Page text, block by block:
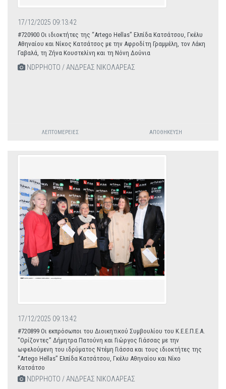
17/12/2025 09:13:42
#720900 Οι ιδιοκτήτες της “Artego Hellas” Ελπίδα Κατσάτσου, Γκέλυ
Αθηναίου και Νίκος Κατσάτσος με την Αφροδίτη Γραμμέλη, τον Λάκη
Γαβαλά, τη Ζήνα Κουστελίνη και τη Νόνη Δούνια
NDPPHOTO / ΑΝΔΡΕΑΣ ΝΙΚΟΛΑΡΕΑΣ
ΛΕΠΤΟΜΈΡΕΙΕΣ ΑΠΟΘΉΚΕΥΣΗ
17/12/2025 09:13:42
#720899 Οι εκπρόσωποι του Διοικητικού Συμβουλίου του Κ.Ε.Ε.Π.Ε.Α.
"Ορίζοντες” Δήμητρα Πατούνη και Γιώργος Γιάσσας με την
ωφελούμενη του ιδρύματος Ντέμη Γιάσσα και τους ιδιοκτήτες της
“Artego Hellas” Ελπίδα Κατσάτσου, Γκέλυ Αθηναίου και Νίκο
Κατσάτσο
NDPPHOTO / ΑΝΔΡΕΑΣ ΝΙΚΟΛΑΡΕΑΣ